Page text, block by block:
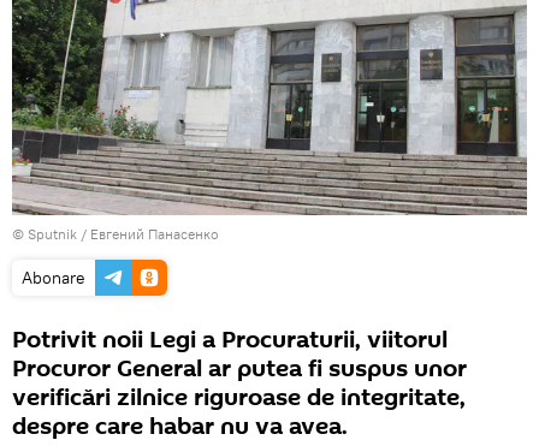
© Sputnik / Евгений Панасенко
Abonare
Potrivit noii Legi a Procuraturii, viitorul
Procuror General ar putea fi suspus unor
verificări zilnice riguroase de integritate,
despre care habar nu va avea.